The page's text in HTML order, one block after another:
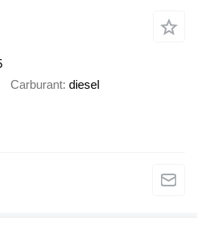
Carburant diesel